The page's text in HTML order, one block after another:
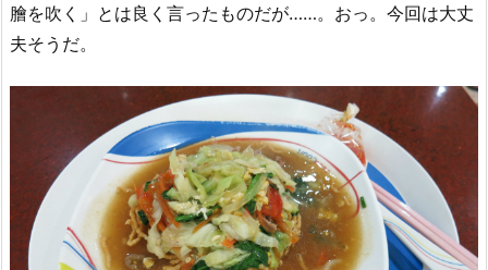
膾を吹く」とは良く言ったものだが……。おっ。今回は大丈
夫そうだ。